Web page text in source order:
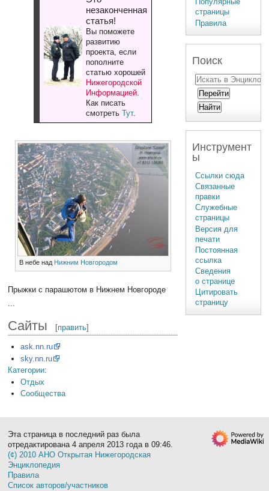
незаконченная
статья!
Вы поможете
развитию
проекта, если
пополните
статью хорошей
Нижегородской
Информацией.
Как писать
смотреть Тут.
В небе над Нижним Новгородом
Прыжки с парашютом в Нижнем Новгороде
...
Сайты [править]
ask.nn.ru
sky.nn.ru
Категории:
Отдых
Сообщества
страницы
Правила
Поиск
Инструмент
ы
Ссылки сюда
Связанные
правки
Служебные
страницы
Версия для
печати
Постоянная
ссылка
Сведения
о странице
Цитировать
страницу
Эта страница в последний раз была
отредактирована 4 апреля 2013 года в 09:46.
(¢) 2010 АНО Открытая Нижегородская
Энциклопедия
Правила
Список авторов/участников